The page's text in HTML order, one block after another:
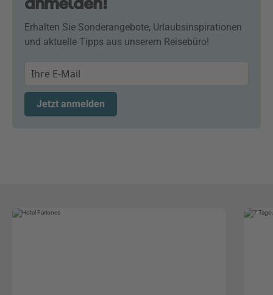
Erhalten Sie Sonderangebote, Urlaubsinspirationen
und aktuelle Tipps aus unserem Reisebüro!
Jetzt anmelden